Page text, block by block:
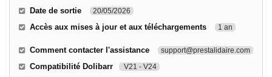
Date de sortie 20/05/2026
Accès aux mises à jour et aux téléchargements 1 an
Comment contacter l'assistance support@prestalidaire.com
Compatibilité Dolibarr V21 - V24